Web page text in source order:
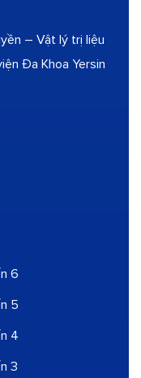
– Vật lý trị liệu
Đa Khoa Yersin
6
5
4
3